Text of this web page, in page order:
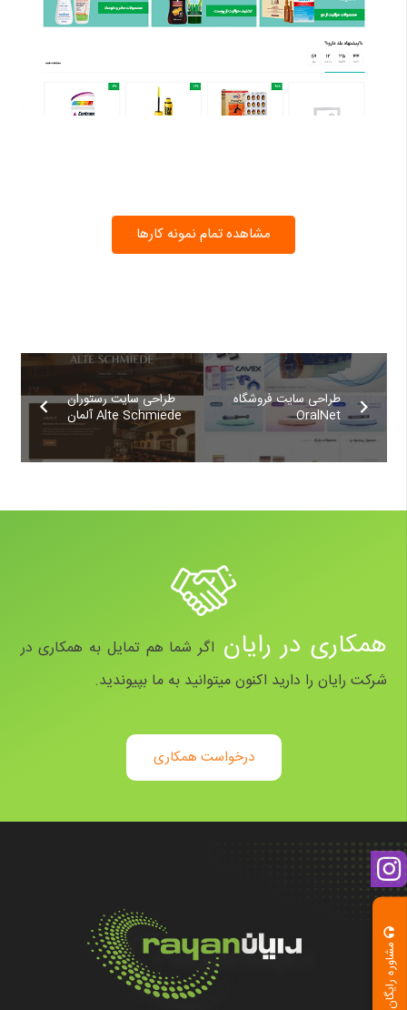
مشاوره رایگان
مشاهده تمام نمونه کارها
طراحی سایت رستوران
Alte Schmiede آلمان
طراحی سایت فروشگاه
OralNet
همکاری در رایان اگر شما هم تمایل به همکاری در
شرکت رایان را دارید اکنون میتوانید به ما بپیوندید.
درخواست همکاری